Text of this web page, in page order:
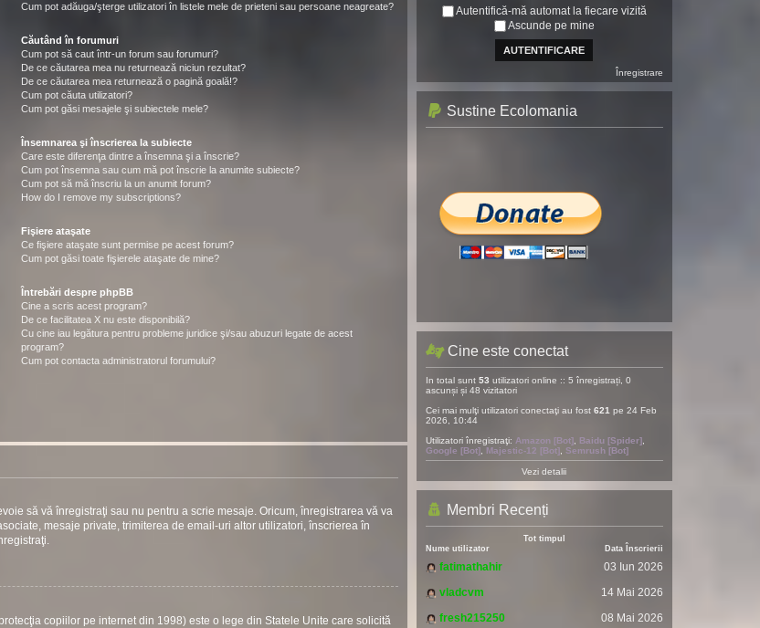
Cum pot adăuga/şterge utilizatori în listele mele de prieteni sau persoane neagreate?
Căutând în forumuri
Cum pot să caut într-un forum sau forumuri?
De ce căutarea mea nu returnează niciun rezultat?
De ce căutarea mea returnează o pagină goală!?
Cum pot căuta utilizatori?
Cum pot găsi mesajele şi subiectele mele?
Însemnarea şi înscrierea la subiecte
Care este diferenţa dintre a însemna şi a înscrie?
Cum pot însemna sau cum mă pot înscrie la anumite subiecte?
Cum pot să mă înscriu la un anumit forum?
How do I remove my subscriptions?
Fişiere ataşate
Ce fişiere ataşate sunt permise pe acest forum?
Cum pot găsi toate fişierele ataşate de mine?
Întrebări despre phpBB
Cine a scris acest program?
De ce facilitatea X nu este disponibilă?
Cu cine iau legătura pentru probleme juridice şi/sau abuzuri legate de acest
program?
Cum pot contacta administratorul forumului?
să vă înregistraţi sau nu pentru a scrie mesaje. Oricum, înregistrarea vă va
mesaje private, trimiterea de email-uri altor utilizatori, înscrierea în
copiilor pe internet din 1998) este o lege din Statele Unite care solicită
Autentifică-mă automat la fiecare vizită
Ascunde pe mine
Înregistrare
Sustine Ecolomania
Cine este conectat
In total sunt 53 utilizatori online :: 5 înregistrați, 0
ascunși și 48 vizitatori
Cei mai mulţi utilizatori conectaţi au fost 621 pe 24 Feb
2026, 10:44
Utilizatori înregistraţi: Amazon [Bot], Baidu [Spider],
Google [Bot], Majestic-12 [Bot], Semrush [Bot]
Vezi detalii
Membri Recenți
Tot timpul
Nume utilizator
Data Înscrierii
fatimathahir
03 Iun 2026
vladcvm
14 Mai 2026
fresh215250
08 Mai 2026